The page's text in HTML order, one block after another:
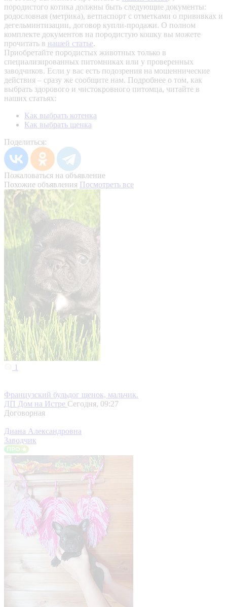
породистого котика должны быть следующие документы:
родословная (метрика), ветпаспорт с отметками о прививках и
дегельминтизации, договор купли-продажи. О полном
комплекте документов на породистую кошку вы можете
прочитать в нашей статье.
Приобретайте породистых животных только в
специализированных питомниках или у проверенных
заводчиков. Если у вас есть подозрения на мошеннические
действия – сразу же сообщите нам. Подробнее о том, как
выбрать здорового и чистокровного питомца, читайте в
наших статьях:
Как выбрать котенка
Как выбрать щенка
Поделиться:
Пожаловаться на объявление
Похожие объявления Посмотреть все
1
Французский бульдог щенок, мальчик.
ДП Дом на Истре Сегодня, 09:27
Договорная
Диана Александровна
Заводчик